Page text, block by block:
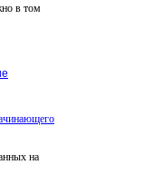
в том
на